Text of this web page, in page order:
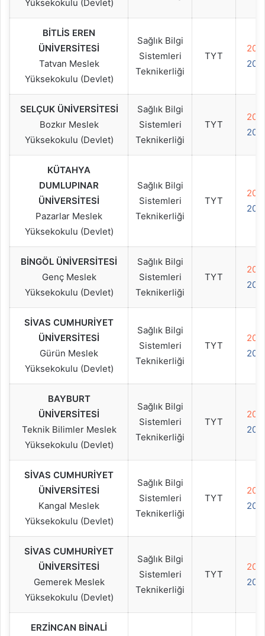
Yüksekokulu (Devlet)
BİTLİS EREN
ÜNİVERSİTESİ
Tatvan Meslek
Yüksekokulu (Devlet)
Sağlık Bilgi
Sistemleri
Teknikerliği
TYT
SELÇUK ÜNİVERSİTESİ
Bozkır Meslek
Yüksekokulu (Devlet)
Sağlık Bilgi
Sistemleri
Teknikerliği
TYT
KÜTAHYA
DUMLUPINAR
ÜNİVERSİTESİ
Pazarlar Meslek
Yüksekokulu (Devlet)
Sağlık Bilgi
Sistemleri
Teknikerliği
TYT
BİNGÖL ÜNİVERSİTESİ
Genç Meslek
Yüksekokulu (Devlet)
Sağlık Bilgi
Sistemleri
Teknikerliği
TYT
SİVAS CUMHURİYET
ÜNİVERSİTESİ
Gürün Meslek
Yüksekokulu (Devlet)
Sağlık Bilgi
Sistemleri
Teknikerliği
TYT
BAYBURT
ÜNİVERSİTESİ
Teknik Bilimler Meslek
Yüksekokulu (Devlet)
Sağlık Bilgi
Sistemleri
Teknikerliği
TYT
SİVAS CUMHURİYET
ÜNİVERSİTESİ
Kangal Meslek
Yüksekokulu (Devlet)
Sağlık Bilgi
Sistemleri
Teknikerliği
TYT
SİVAS CUMHURİYET
ÜNİVERSİTESİ
Gemerek Meslek
Yüksekokulu (Devlet)
Sağlık Bilgi
Sistemleri
Teknikerliği
TYT
ERZİNCAN BİNALİ